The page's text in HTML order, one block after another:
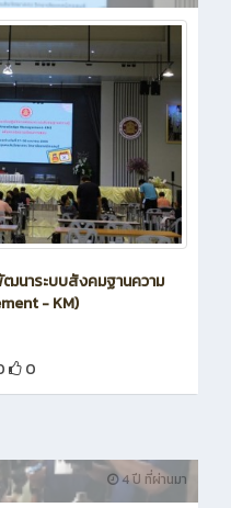
นาระบบสังคมฐานความ
- KM)
0
4 ปี ที่ผ่านมา